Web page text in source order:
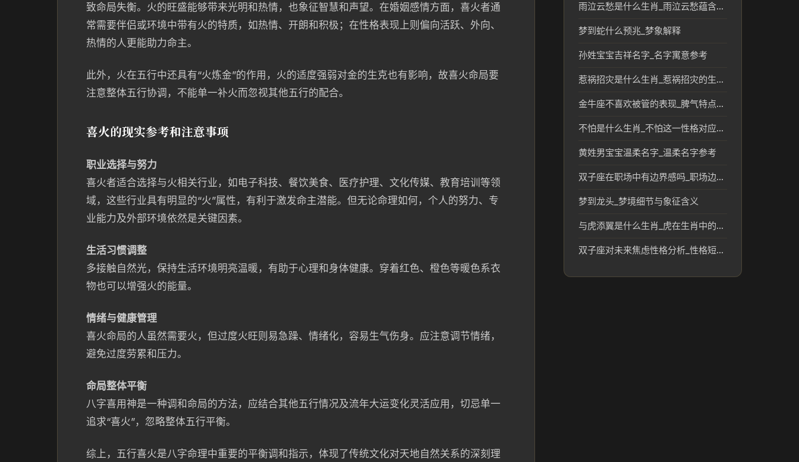
致命局失衡。火的旺盛能够带来光明和热情，也象征智慧和声望。在婚姻感情方面，喜火者通
常需要伴侣或环境中带有火的特质，如热情、开朗和积极；在性格表现上则偏向活跃、外向、
热情的人更能助力命主。
此外，火在五行中还具有“火炼金”的作用，火的适度强弱对金的生克也有影响，故喜火命局要
注意整体五行协调，不能单一补火而忽视其他五行的配合。
喜火的现实参考和注意事项
职业选择与努力
喜火者适合选择与火相关行业，如电子科技、餐饮美食、医疗护理、文化传媒、教育培训等领
域，这些行业具有明显的“火”属性，有利于激发命主潜能。但无论命理如何，个人的努力、专
业能力及外部环境依然是关键因素。
生活习惯调整
多接触自然光，保持生活环境明亮温暖，有助于心理和身体健康。穿着红色、橙色等暖色系衣
物也可以增强火的能量。
情绪与健康管理
喜火命局的人虽然需要火，但过度火旺则易急躁、情绪化，容易生气伤身。应注意调节情绪，
避免过度劳累和压力。
命局整体平衡
八字喜用神是一种调和命局的方法，应结合其他五行情况及流年大运变化灵活应用，切忌单一
追求“喜火”，忽略整体五行平衡。
综上，五行喜火是八字命理中重要的平衡调和指示，体现了传统文化对天地自然关系的深刻理
雨泣云愁是什么生肖_雨泣云愁蕴含的生肖文化解读
梦到蛇什么预兆_梦象解释
孙姓宝宝吉祥名字_名字寓意参考
惹祸招灾是什么生肖_惹祸招灾的生肖及民俗文化解读
金牛座不喜欢被管的表现_脾气特点解析
不怕是什么生肖_不怕这一性格对应的生肖解析
黄姓男宝宝温柔名字_温柔名字参考
双子座在职场中有边界感吗_职场边界与性格解析
梦到龙头_梦境细节与象征含义
与虎添翼是什么生肖_虎在生肖中的象征与寓意分析
双子座对未来焦虑性格分析_性格短板分析